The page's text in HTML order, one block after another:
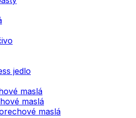
jedlo
maslá
maslá
maslá